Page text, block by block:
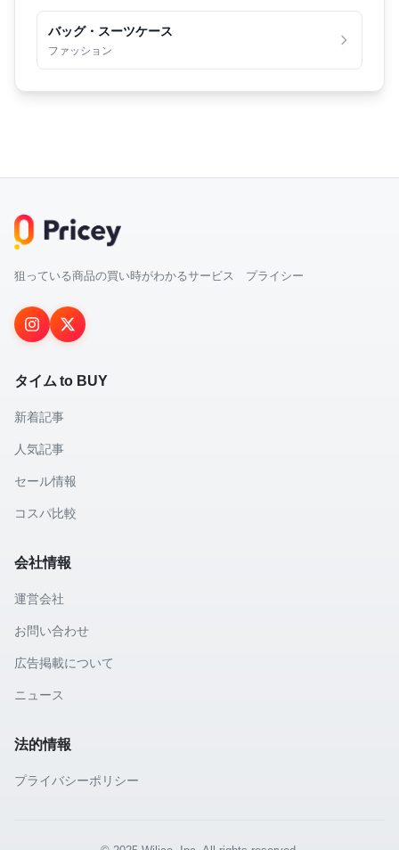
バッグ・スーツケース
ファッション
狙っている商品の買い時がわかるサービス プライシー
タイム to BUY
新着記事
人気記事
セール情報
コスパ比較
会社情報
運営会社
お問い合わせ
広告掲載について
ニュース
法的情報
プライバシーポリシー